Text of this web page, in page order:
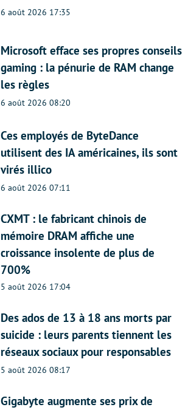
6 août 2026 17:35
Microsoft efface ses propres conseils
gaming : la pénurie de RAM change
les règles
6 août 2026 08:20
Ces employés de ByteDance
utilisent des IA américaines, ils sont
virés illico
6 août 2026 07:11
CXMT : le fabricant chinois de
mémoire DRAM affiche une
croissance insolente de plus de
700%
5 août 2026 17:04
Des ados de 13 à 18 ans morts par
suicide : leurs parents tiennent les
réseaux sociaux pour responsables
5 août 2026 08:17
Gigabyte augmente ses prix de